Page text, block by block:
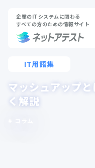
企業のITシステムに関わる
すべての方のための情報サイト
IT用語集
マッシュアップ
く解説